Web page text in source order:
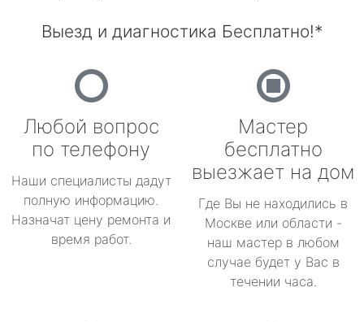
Выезд и диагностика Бесплатно!*
Любой вопрос
по телефону
Наши специалисты дадут
полную информацию.
Назначат цену ремонта и
время работ.
Мастер
бесплатно
выезжает на дом
Где Вы не находились в
Москве или области -
наш мастер в любом
случае будет у Вас в
течении часа.